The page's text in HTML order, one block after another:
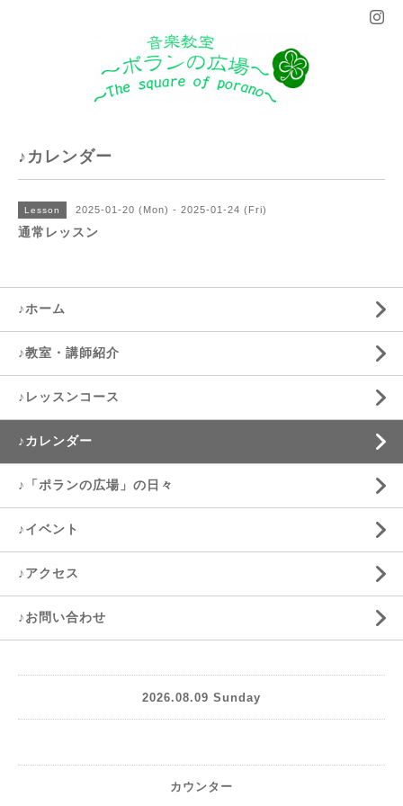
♪カレンダー
Lesson 2025-01-20 (Mon) - 2025-01-24 (Fri)
通常レッスン
♪ホーム
♪教室・講師紹介
♪レッスンコース
♪カレンダー
♪「ポランの広場」の日々
♪イベント
♪アクセス
♪お問い合わせ
2026.08.09 Sunday
カウンター